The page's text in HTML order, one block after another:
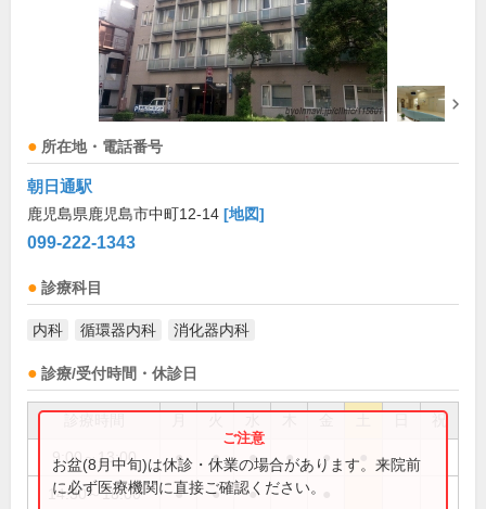
所在地・電話番号
朝日通駅
鹿児島県鹿児島市中町12-14 [地図]
099-222-1343
診療科目
内科 循環器内科 消化器内科
診療/受付時間・休診日
祝
9:00～13:00 ● ● ● ● ●
14:30～18:00 ● ● ●
お盆(8月中旬)は休診・休業の場合があります。来院前
に必ず医療機関に直接ご確認ください。